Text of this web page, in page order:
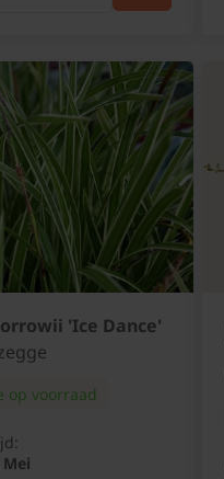
'Ice Dance'
op voorraad